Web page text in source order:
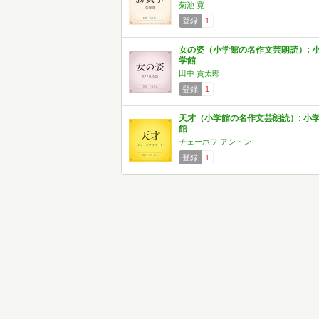
菊池 寛
登録
1
女の姿（小学館の名作文芸朗読）:
学館
田中 貢太郎
登録
1
天才（小学館の名作文芸朗読）: 小
館
チェーホフ アントン
登録
1